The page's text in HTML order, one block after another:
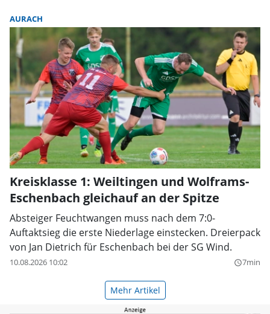
AURACH
Kreisklasse 1: Weiltingen und Wolframs-
Eschenbach gleichauf an der Spitze
Absteiger Feuchtwangen muss nach dem 7:0-
Auftaktsieg die erste Niederlage einstecken. Dreierpack
von Jan Dietrich für Eschenbach bei der SG Wind.
10.08.2026 10:02 query_builder7min
Mehr Artikel